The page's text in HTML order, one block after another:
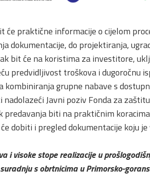
će praktične informacije o cijelom
dokumentacije, do projektiranja,
bit će na koristima za investitore,
predvidljivost troškova i dugoročnu
kombiniranja grupne nabave s
nadolazeći Javni poziv Fonda za
predavanja biti na praktičnim
dobiti i pregled dokumentacije koju
i visoke stope realizacije u
s obrtnicima u Primorsko-